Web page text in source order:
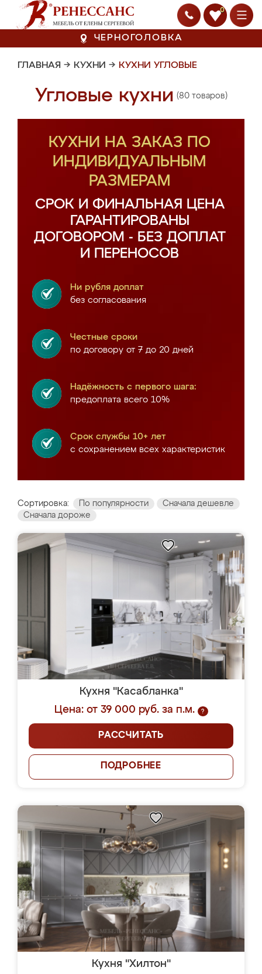
0
ЧЕРНОГОЛОВКА
ГЛАВНАЯ → КУХНИ → КУХНИ УГЛОВЫЕ
Угловые кухни (80 товаров)
КУХНИ НА ЗАКАЗ ПО
ИНДИВИДУАЛЬНЫМ
РАЗМЕРАМ
СРОК И ФИНАЛЬНАЯ ЦЕНА
ГАРАНТИРОВАНЫ
ДОГОВОРОМ - БЕЗ ДОПЛАТ
И ПЕРЕНОСОВ
Ни рубля доплат
без согласования
Честные сроки
по договору от 7 до 20 дней
Надёжность с первого шага:
предоплата всего 10%
Срок службы 10+ лет
с сохранением всех характеристик
Сортировка: По популярности
Сначала дешевле
Сначала дороже
Кухня "Касабланка"
Цена: от 39 000 руб. за п.м.
?
РАССЧИТАТЬ
ПОДРОБНЕЕ
Кухня "Хилтон"